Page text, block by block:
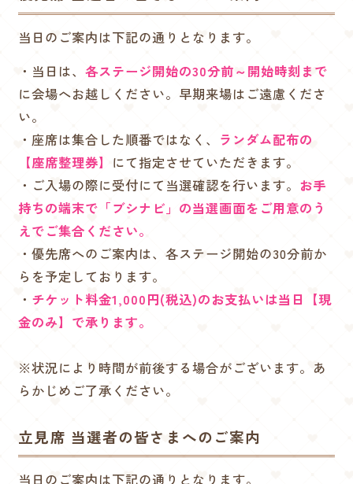
当日のご案内は下記の通りとなります。
・当日は、各ステージ開始の30分前～開始時刻まで
に会場へお越しください。早期来場はご遠慮くださ
い。
・座席は集合した順番ではなく、 ランダム配布の
【座席整理券】 にて指定させていただきます。
・ご入場の際に受付にて当選確認を行います。 お手
持ちの端末で「ブシナビ」の当選画面をご用意のう
えでご集合ください。
・優先席へのご案内は、各ステージ開始の30分前か
らを予定しております。
・ チケット料金1,000円(税込)のお支払いは当日【現
金のみ】で承ります。
※状況により時間が前後する場合がございます。あ
らかじめご了承ください。
立見席 当選者の皆さまへのご案内
当日のご案内は下記の通りとなります。